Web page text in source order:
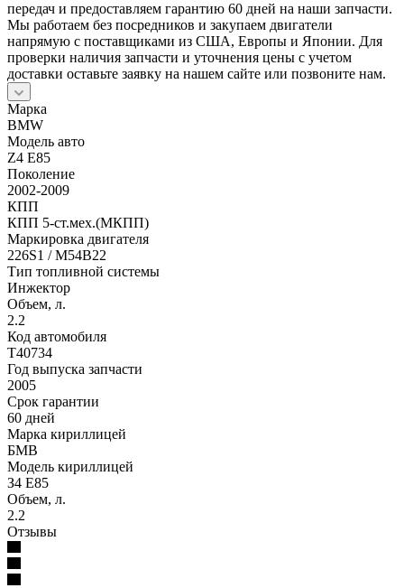
передач и предоставляем гарантию 60 дней на наши запчасти.
Мы работаем без посредников и закупаем двигатели
напрямую с поставщиками из США, Европы и Японии. Для
проверки наличия запчасти и уточнения цены с учетом
доставки оставьте заявку на нашем сайте или позвоните нам.
Марка
BMW
Модель авто
Z4 E85
Поколение
2002-2009
КПП
КПП 5-ст.мех.(МКПП)
Маркировка двигателя
226S1 / M54B22
Тип топливной системы
Инжектор
Объем, л.
2.2
Код автомобиля
T40734
Год выпуска запчасти
2005
Срок гарантии
60 дней
Марка кириллицей
БМВ
Модель кириллицей
З4 Е85
Объем, л.
2.2
Отзывы